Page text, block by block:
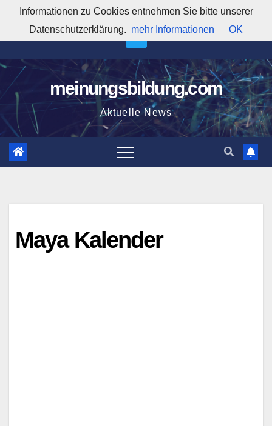
springen
2:14:21 PM
meinungsbildung.com
Aktuelle News
Maya Kalender
Informationen zu Cookies entnehmen Sie bitte unserer
Datenschutzerklärung. mehr Informationen OK